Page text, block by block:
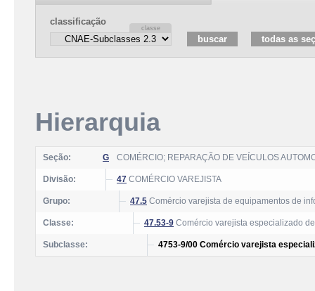
classificação
Hierarquia
Seção: G COMÉRCIO; REPARAÇÃO DE VEÍCULOS
Divisão: 47 COMÉRCIO VAREJISTA
Grupo: 47.5 Comércio varejista de equipamentos de
Classe: 47.53-9 Comércio varejista especializado
Subclasse: 4753-9/00 Comércio varejista